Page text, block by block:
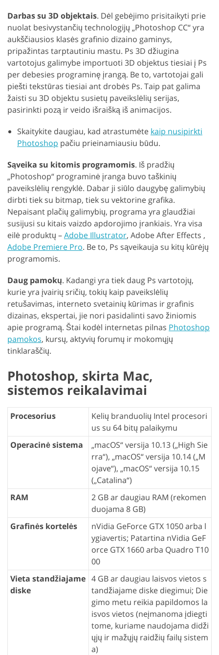
Darbas su 3D objektais. Dėl gebėjimo prisitaikyti prie
nuolat besivystančių technologijų „Photoshop CC“ yra
aukščiausios klasės grafinio dizaino gaminys,
pripažintas tarptautiniu mastu. Ps 3D džiugina
vartotojus galimybe importuoti 3D objektus tiesiai į Ps
per debesies programinę įrangą. Be to, vartotojai gali
piešti tekstūras tiesiai ant drobės Ps. Taip pat galima
žaisti su 3D objektu susietų paveikslėlių serijas,
pasirinkti pozą ir veido išraišką iš animacijos.
Skaitykite daugiau, kad atrastumėte kaip nusipirkti
Photoshop pačiu prieinamiausiu būdu.
Sąveika su kitomis programomis. Iš pradžių
„Photoshop“ programinė įranga buvo taškinių
paveikslėlių rengyklė. Dabar ji siūlo daugybę galimybių
dirbti tiek su bitmap, tiek su vektorine grafika.
Nepaisant plačių galimybių, programa yra glaudžiai
susijusi su kitais vaizdo apdorojimo įrankiais. Yra visa
eilė produktų –Adobe Illustrator, Adobe After Effects ,
Adobe Premiere Pro. Be to, Ps sąveikauja su kitų kūrėjų
programomis.
Daug pamokų. Kadangi yra tiek daug Ps vartotojų,
kurie yra įvairių sričių, tokių kaip paveikslėlių
retušavimas, interneto svetainių kūrimas ir grafinis
dizainas, ekspertai, jie nori pasidalinti savo žiniomis
apie programą. Štai kodėl internetas pilnas Photoshop
pamokos, kursų, aktyvių forumų ir mokomųjų
tinklaraščių.
Photoshop, skirta Mac,
sistemos reikalavimai
Procesorius
Kelių branduolių Intel procesori
us su 64 bitų palaikymu
Operacinė sistema
„macOS“ versija 10.13 („High Sie
rra“), „macOS“ versija 10.14 („M
ojave“), „macOS“ versija 10.15
(„Catalina“)
RAM
2 GB ar daugiau RAM (rekomen
duojama 8 GB)
Grafinės kortelės
nVidia GeForce GTX 1050 arba l
ygiavertis; Patartina nVidia GeF
orce GTX 1660 arba Quadro T10
00
Vieta standžiajame
diske
4 GB ar daugiau laisvos vietos s
tandžiajame diske diegimui; Die
gimo metu reikia papildomos la
isvos vietos (neįmanoma įdiegti
tome, kuriame naudojama didži
ųjų ir mažųjų raidžių failų sistem
a)